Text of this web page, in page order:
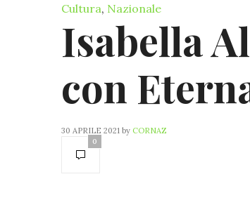
Cultura, Nazionale
Isabella
con
30 APRILE 2021 by CORNAZ
0